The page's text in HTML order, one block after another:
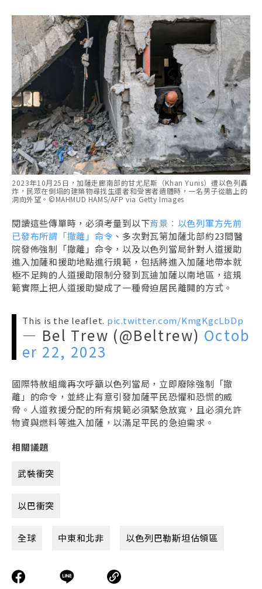
2023年10月25日，加薩走廊南部的甘尤尼斯（Khan Yunis）遭以色列轟
炸，民眾在倒塌的建築物尋找生還者和受害者遺體時，一名男子從牆上的
洞向外望。©MAHMUD HAMS/AFP via Getty Images
閱讀這些傳單時，必須考量到以下背景：以色列軍方先前
已發布所謂「撤離」命令 、多次對瓦第加薩北部約23間醫
院發佈強制「撤離」命令，以及以色列當局針對人道援助
進入加薩和援助地點進行規範，包括將進入加薩地帶本就
極不足夠的人道援助限制分發到瓦迪加薩以南地區，這規
範實際上把人道援助變成了一種脅迫居民離開的方式。
This is the leaflet. pic.twitter.com/KmgKgcLbDp
— Bel Trew (@Beltrew) Octob
er 22, 2023
國際特赦組織再次呼籲以色列當局，立即廢除強制「撤
離」的命令，並終止有意引發加薩平民恐懼和恐慌的威
脅。人道救援分配的所有規範必須緊急放寬，且必須允許
物資與燃料等進入加薩，以滿足平民的急迫需求。
相關議題
武裝衝突
以巴衝突
全球 中東和北非 以色列巴勒斯坦佔領區